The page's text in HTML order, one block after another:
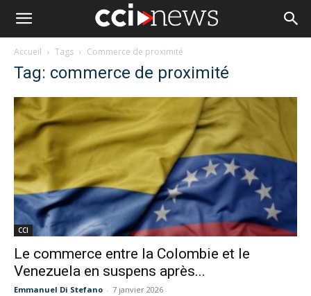
Accueil Tags Commerce de proximité
Tag: commerce de proximité
CCI
Le commerce entre la Colombie et le
Venezuela en suspens après...
Emmanuel Di Stefano - 7 janvier 2026